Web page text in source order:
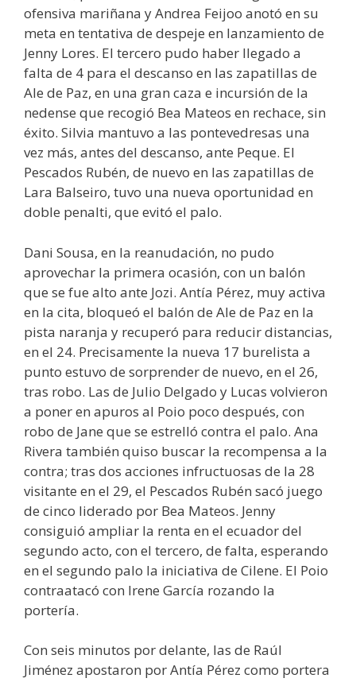
ofensiva mariñana y Andrea Feijoo anotó en su
meta en tentativa de despeje en lanzamiento de
Jenny Lores. El tercero pudo haber llegado a
falta de 4 para el descanso en las zapatillas de
Ale de Paz, en una gran caza e incursión de la
nedense que recogió Bea Mateos en rechace, sin
éxito. Silvia mantuvo a las pontevedresas una
vez más, antes del descanso, ante Peque. El
Pescados Rubén, de nuevo en las zapatillas de
Lara Balseiro, tuvo una nueva oportunidad en
doble penalti, que evitó el palo.
Dani Sousa, en la reanudación, no pudo
aprovechar la primera ocasión, con un balón
que se fue alto ante Jozi. Antía Pérez, muy activa
en la cita, bloqueó el balón de Ale de Paz en la
pista naranja y recuperó para reducir distancias,
en el 24. Precisamente la nueva 17 burelista a
punto estuvo de sorprender de nuevo, en el 26,
tras robo. Las de Julio Delgado y Lucas volvieron
a poner en apuros al Poio poco después, con
robo de Jane que se estrelló contra el palo. Ana
Rivera también quiso buscar la recompensa a la
contra; tras dos acciones infructuosas de la 28
visitante en el 29, el Pescados Rubén sacó juego
de cinco liderado por Bea Mateos. Jenny
consiguió ampliar la renta en el ecuador del
segundo acto, con el tercero, de falta, esperando
en el segundo palo la iniciativa de Cilene. El Poio
contraatacó con Irene García rozando la
portería.
Con seis minutos por delante, las de Raúl
Jiménez apostaron por Antía Pérez como portera